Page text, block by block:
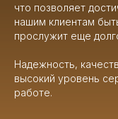
что позволяет
нашим клиентам
прослужит еще
Надежность,
высокий уровень
работе.